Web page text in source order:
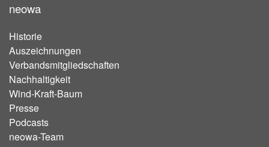
neowa
Historie
Auszeichnungen
Verbandsmitgliedschaften
Nachhaltigkeit
Wind-Kraft-Baum
Presse
Podcasts
neowa-Team